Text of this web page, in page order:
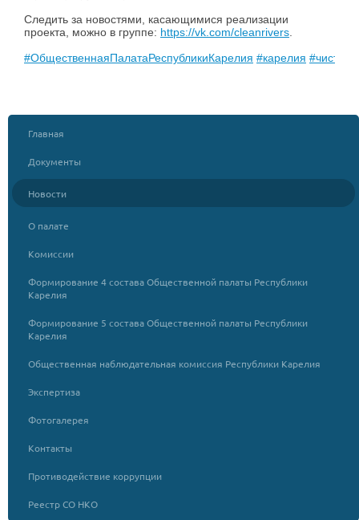
Следить за новостями, касающимися реализации
проекта, можно в группе: https://vk.com/cleanrivers
#ОбщественнаяПалатаРеспубликиКарелия #карелия
Главная
Документы
Новости
О палате
Комиссии
Формирование 4 состава Общественной палаты Республики
Карелия
Формирование 5 состава Общественной палаты Республики
Карелия
Общественная наблюдательная комиссия Республики Карелия
Экспертиза
Фотогалерея
Контакты
Противодействие коррупции
Реестр СО НКО